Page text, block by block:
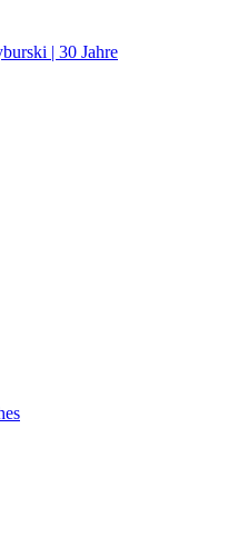
| 30 Jahre